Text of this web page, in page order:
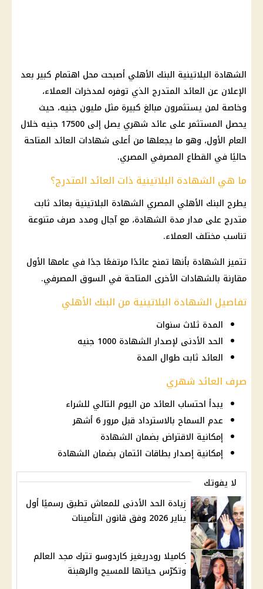
الشهادة البلاتينية البنك الأهلي أصبحت محل اهتمام كبير بعد
الإعلان عن العائد المتدرج الذي توفره لمدخرات العملاء،
وخاصة لمن يستثمرون مبالغ كبيرة مثل مليون جنيه، حيث
يحصل المستثمر على عائد شهري
يصل إلى 17500 جنيه خلال
العام الأول، وهو ما يجعلها من أعلى شهادات العائد المتاحة
حاليًا في القطاع المصرفي المصري.
ما هي الشهادة البلاتينية ذات العائد المتدرج؟
يطرح البنك الأهلي المصري الشهادة البلاتينية بعائد ثابت
متدرج على مدار مدة الشهادة، مع آجال ومدد صرف متنوعة
تناسب مختلف العملاء.
تتميز الشهادة بأنها تمنح عائدًا مرتفعًا جدًا في عامها الأول
مقارنة بالشهادات الأخرى المتاحة في السوق المصرفي.
تفاصيل الشهادة البلاتينية من البنك الأهلي
المدة ثلاث سنوات
الحد الأدنى لإصدار الشهادة 1000 جنيه
العائد ثابت طوال المدة
صرف العائد شهري
يبدأ احتساب العائد من اليوم التالي للشراء
عدم السماح بالاسترداد قبل مرور 6 أشهر
إمكانية الاقتراض بضمان الشهادة
إمكانية إصدار بطاقات ائتمان بضمان الشهادة
لا يفوتك
زيادة الحد الأدنى للمعاش تطبق رسميًا أول
يناير 2026 وفق قانون التأمينات
كاميلا رودريغيز كاردوسو تترك مجد العالم
وتكرّس حياتها للمسيح والرهبنة